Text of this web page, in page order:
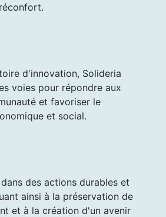
d'innovation, Solideria
voies pour répondre aux
et favoriser le
et social.
des actions durables et
ainsi à la préservation de
et à la création d'un avenir